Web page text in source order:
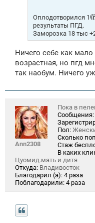
Оплодотворился
результаты ПГД.
Заморозка 18 тыс
Ничего себе как
возрастная, но пгд
так наобум. Ничего
Ann2308
Пока в
Сообщения:
Пол:
Сколько
Стаж
В каких
Цуомид.мать и дитя
Откуда: Владивосток
Благодарил (а): 4 раза
Поблагодарили: 4 раза